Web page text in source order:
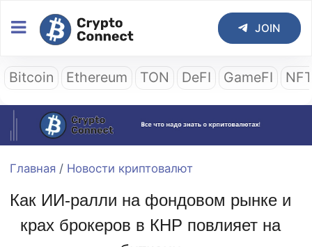
JOIN
Bitcoin Ethereum TON DeFI GameFI
Главная / Новости криптовалют
Как ИИ-ралли на фондовом рынке и
крах брокеров в КНР повлияет на